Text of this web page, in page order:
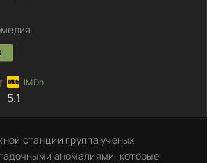
5.1
станции группа ученых
аномалиями, которые